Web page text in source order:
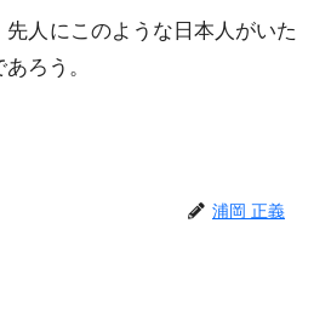
人にこのような日本人がいた
ろう。
浦岡 正義